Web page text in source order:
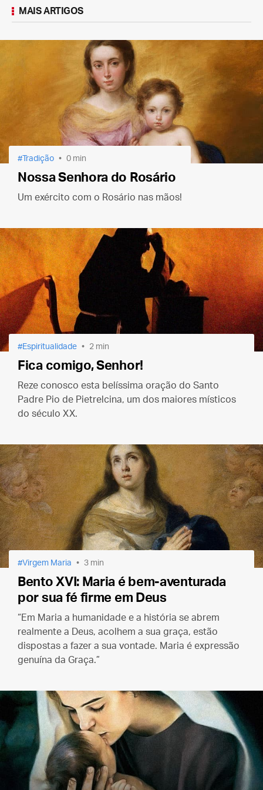
MAIS ARTIGOS
Tradição 0 min
Nossa Senhora do Rosário
Um exército com o Rosário nas mãos!
Espiritualidade 2 min
Fica comigo, Senhor!
Reze conosco esta belíssima oração do Santo
Padre Pio de Pietrelcina, um dos maiores místicos
do século XX.
Virgem Maria 3 min
Bento XVI: Maria é bem-aventurada
por sua fé firme em Deus
“Em Maria a humanidade e a história se abrem
realmente a Deus, acolhem a sua graça, estão
dispostas a fazer a sua vontade. Maria é expressão
genuína da Graça.”